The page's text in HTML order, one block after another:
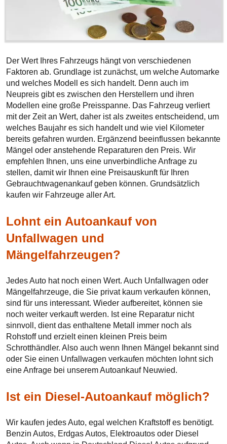
Der Wert Ihres Fahrzeugs hängt von verschiedenen
Faktoren ab. Grundlage ist zunächst, um welche Automarke
und welches Modell es sich handelt. Denn auch im
Neupreis gibt es zwischen den Herstellern und ihren
Modellen eine große Preisspanne. Das Fahrzeug verliert
mit der Zeit an Wert, daher ist als zweites entscheidend, um
welches Baujahr es sich handelt und wie viel Kilometer
bereits gefahren wurden. Ergänzend beeinflussen bekannte
Mängel oder anstehende Reparaturen den Preis. Wir
empfehlen Ihnen, uns eine unverbindliche Anfrage zu
stellen, damit wir Ihnen eine Preisauskunft für Ihren
Gebrauchtwagenankauf geben können. Grundsätzlich
kaufen wir Fahrzeuge aller Art.
Lohnt ein Autoankauf von
Unfallwagen und
Mängelfahrzeugen?
Jedes Auto hat noch einen Wert. Auch Unfallwagen oder
Mängelfahrzeuge, die Sie privat kaum verkaufen können,
sind für uns interessant. Wieder aufbereitet, können sie
noch weiter verkauft werden. Ist eine Reparatur nicht
sinnvoll, dient das enthaltene Metall immer noch als
Rohstoff und erzielt einen kleinen Preis beim
Schrotthändler. Also auch wenn Ihnen Mängel bekannt sind
oder Sie einen Unfallwagen verkaufen möchten lohnt sich
eine Anfrage bei unserem Autoankauf Neuwied.
Ist ein Diesel-Autoankauf möglich?
Wir kaufen jedes Auto, egal welchen Kraftstoff es benötigt.
Benzin Autos, Erdgas Autos, Elektroautos oder Diesel